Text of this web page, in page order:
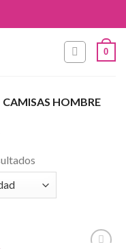
0
CAMISAS HOMBRE